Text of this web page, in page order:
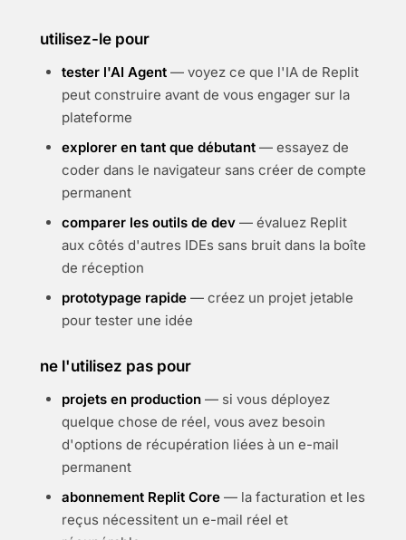
utilisez-le pour
tester l'AI Agent — voyez ce que l'IA de Replit
peut construire avant de vous engager sur la
plateforme
explorer en tant que débutant — essayez de
coder dans le navigateur sans créer de compte
permanent
comparer les outils de dev — évaluez Replit
aux côtés d'autres IDEs sans bruit dans la boîte
de réception
prototypage rapide — créez un projet jetable
pour tester une idée
ne l'utilisez pas pour
projets en production — si vous déployez
quelque chose de réel, vous avez besoin
d'options de récupération liées à un e-mail
permanent
abonnement Replit Core — la facturation et les
reçus nécessitent un e-mail réel et